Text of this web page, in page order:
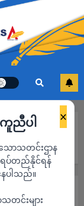
×
ကူညီပါ
ာသတင်းဌာန
ပ်တည်နိုင်ရန်
ါသည်။
င်းများ